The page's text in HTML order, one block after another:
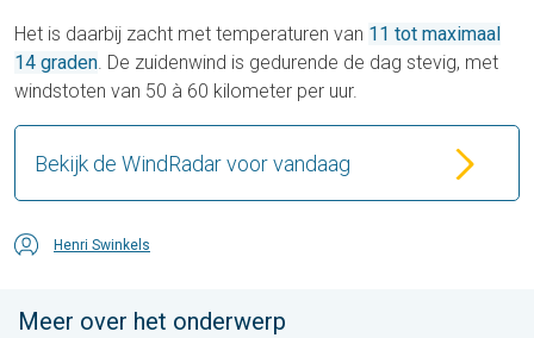
Het is daarbij zacht met temperaturen van 11 tot maximaal
14 graden. De zuidenwind is gedurende de dag stevig, met
windstoten van 50 à 60 kilometer per uur.
Bekijk de WindRadar voor vandaag
Henri Swinkels
Meer over het onderwerp